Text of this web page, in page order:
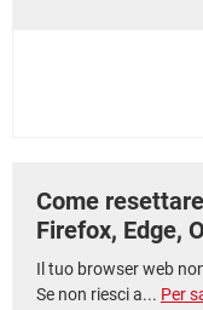
Come
Firefox, Edge,
Il tuo browser web
Se non riesci a... Per